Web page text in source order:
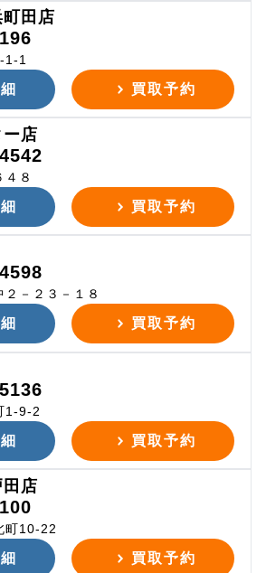
田店
1-1
買取予約
店
８
買取予約
－２３－１８
買取予約
1-9-2
買取予約
店
町10-22
買取予約